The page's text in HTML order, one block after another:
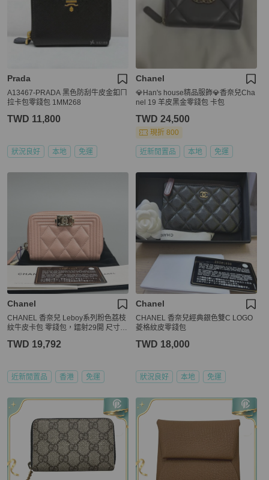
Prada
A13467-PRADA 黑色防刮牛皮金釦ㄇ
拉卡包零錢包 1MM268
TWD 11,800
狀況良好 本地 免運
Chanel
💎Han's house精品服飾💎香奈兒Cha
nel 19 羊皮黑金零錢包 卡包
TWD 24,500
現折 800
近新閒置品 本地 免運
Chanel
CHANEL 香奈兒 Leboy系列粉色荔枝
紋牛皮卡包 零錢包，鐳射29開 尺寸：
TWD 19,792
近新閒置品 香港 免運
Chanel
CHANEL 香奈兒經典銀色雙C LOGO
菱格紋皮零錢包
TWD 18,000
狀況良好 本地 免運